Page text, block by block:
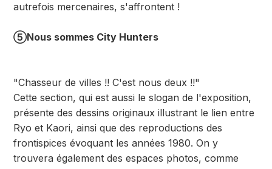
autrefois mercenaires, s'affrontent !
⑤Nous sommes City Hunters
"Chasseur de villes !! C'est nous deux !!"
Cette section, qui est aussi le slogan de l'exposition,
présente des dessins originaux illustrant le lien entre
Ryo et Kaori, ainsi que des reproductions des
frontispices évoquant les années 1980. On y
trouvera également des espaces photos, comme